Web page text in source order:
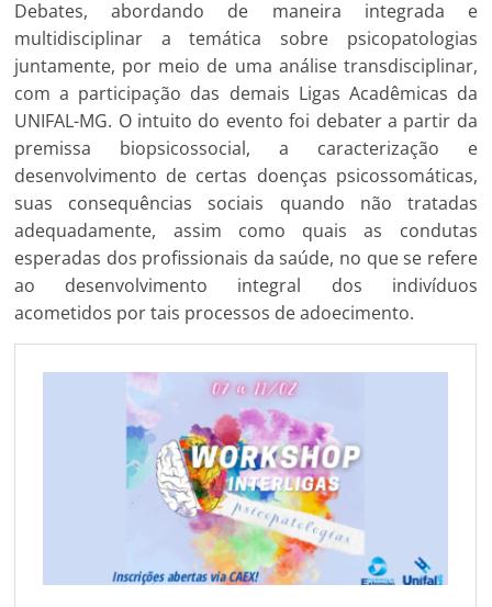
Debates, abordando de maneira integrada e
multidisciplinar a temática sobre psicopatologias
juntamente, por meio de uma análise transdisciplinar,
com a participação das demais Ligas Acadêmicas da
UNIFAL-MG. O intuito do evento foi debater a partir da
premissa biopsicossocial, a caracterização e
desenvolvimento de certas doenças psicossomáticas,
suas consequências sociais quando não tratadas
adequadamente, assim como quais as condutas
esperadas dos profissionais da saúde, no que se refere
ao desenvolvimento integral dos indivíduos
acometidos por tais processos de adoecimento.